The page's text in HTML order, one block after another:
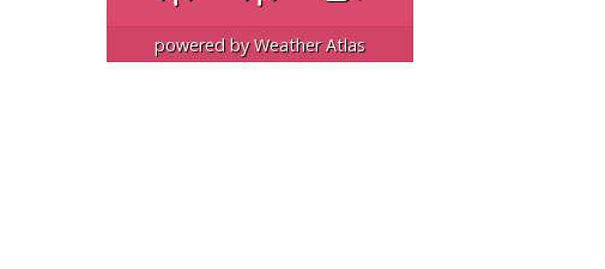
powered byWeather Atlas